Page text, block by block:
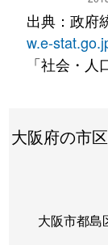
出典：政府
w.e-
「社会・
大阪府の市
大阪市都島